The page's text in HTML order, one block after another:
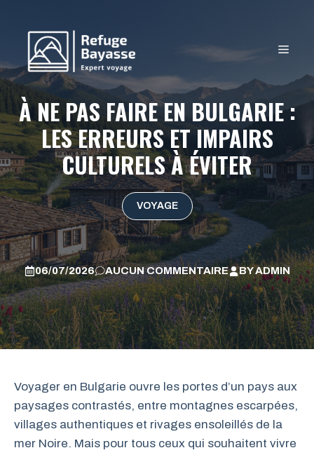
contenu
À NE PAS FAIRE EN BULGARIE :
LES ERREURS ET IMPAIRS
CULTURELS À ÉVITER
VOYAGE
06/07/2026 AUCUN COMMENTAIRE BYADMIN
Voyager en Bulgarie ouvre les portes d’un pays aux
paysages contrastés, entre montagnes escarpées,
villages authentiques et rivages ensoleillés de la
mer Noire. Mais pour tous ceux qui souhaitent vivre